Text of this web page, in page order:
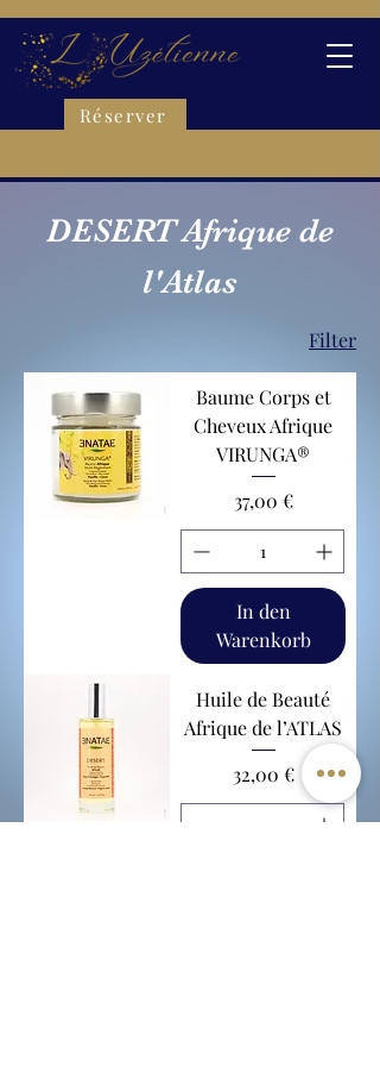
Réserver
DESERT Afrique de
l'Atlas
Filter
Baume Corps et
Cheveux Afrique
VIRUNGA®
Preis
37,00 €
In den
Warenkorb
Huile de Beauté
Afrique de l’ATLAS
Preis
32,00 €